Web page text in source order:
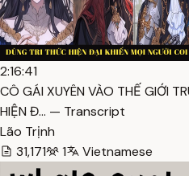
2:16:41
CÔ GÁI XUYÊN VÀO THẾ GIỚI
HIỆN Đ… — Transcript
Lão Trịnh
31,171
1 Vietnamese